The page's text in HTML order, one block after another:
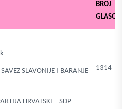
BROJ
1314
SLAVONIJE I BARANJE
HRVATSKE - SDP